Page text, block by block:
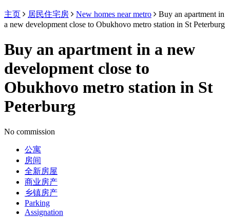
主页 居民住宅房 New homes near metro
Buy an apartment in
a new development close to Obukhovo metro station in St Peterburg
Buy an apartment in a new
development close to
Obukhovo metro station in St
Peterburg
No commission
公寓
房间
全新房屋
商业房产
乡镇房产
Parking
Assignation